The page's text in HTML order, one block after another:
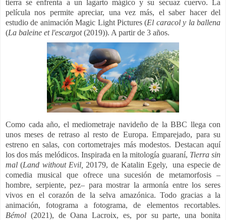
tierra se enfrenta a un lagarto mágico y su secuaz cuervo. La
película nos permite apreciar, una vez más, el saber hacer del
estudio de animación Magic Light Pictures (El caracol y la ballena
(La baleine et l'escargot(2019)). A partir de 3 años.
Como cada año, el mediometraje navideño de la BBC llega con
unos meses de retraso al resto de Europa. Emparejado, para su
estreno en salas, con cortometrajes más modestos. Destacan aquí
los dos más melódicos. Inspirada en la mitología guaraní, Tierra sin
mal(Land without Evil, 20179, deKatalin Egely, una especie de
comedia musical que ofrece una sucesión de metamorfosis –
hombre, serpiente, pez– para mostrar la armonía entre los seres
vivos en el corazón de la selva amazónica. Todo gracias a la
animación, fotograma a fotograma, de elementos recortables.
Bémol (2021), de Oana Lacroix, es, por su parte, una bonita